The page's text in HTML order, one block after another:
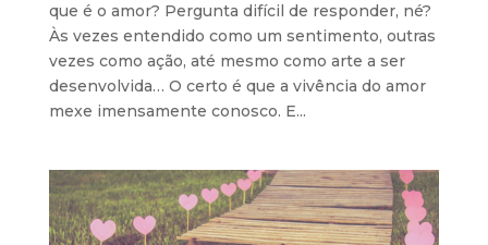
que é o amor? Pergunta difícil de responder, né?
Às vezes entendido como um sentimento, outras
vezes como ação, até mesmo como arte a ser
desenvolvida… O certo é que a vivência do amor
mexe imensamente conosco. E...